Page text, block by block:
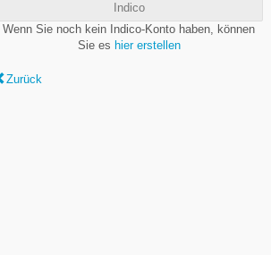
Indico
Wenn Sie noch kein Indico-Konto haben, können
Sie es hier erstellen
Zurück